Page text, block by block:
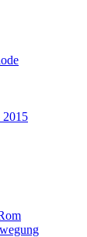
2015